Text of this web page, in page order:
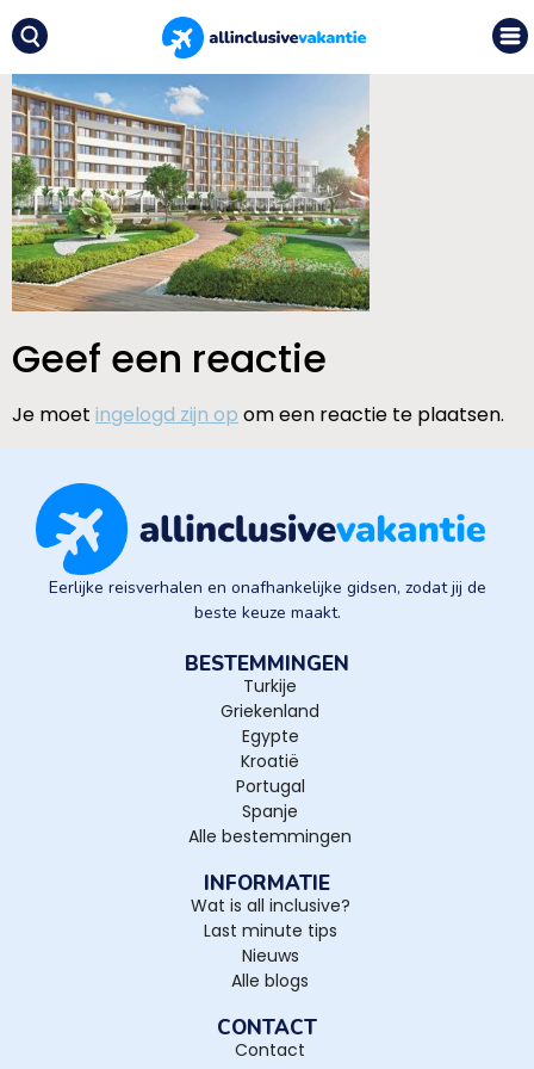
Geef een reactie
Je moet ingelogd zijn op om een reactie te plaatsen.
Eerlijke reisverhalen en onafhankelijke gidsen, zodat jij de
beste keuze maakt.
BESTEMMINGEN
Turkije
Griekenland
Egypte
Kroatië
Portugal
Spanje
Alle bestemmingen
INFORMATIE
Wat is all inclusive?
Last minute tips
Nieuws
Alle blogs
CONTACT
Contact